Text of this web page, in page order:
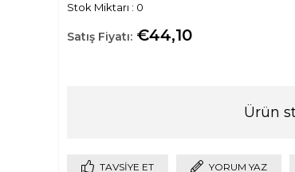
Stok Miktarı : 0
€44,10
Ürün
TAVSIYE ET YORUM YAZ